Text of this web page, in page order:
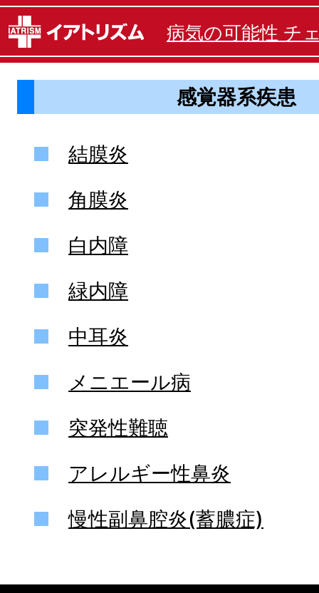
病気の可能性 チ
感覚器系疾患
結膜炎
角膜炎
白内障
緑内障
中耳炎
メニエール病
突発性難聴
アレルギー性鼻炎
慢性副鼻腔炎(蓄膿症)